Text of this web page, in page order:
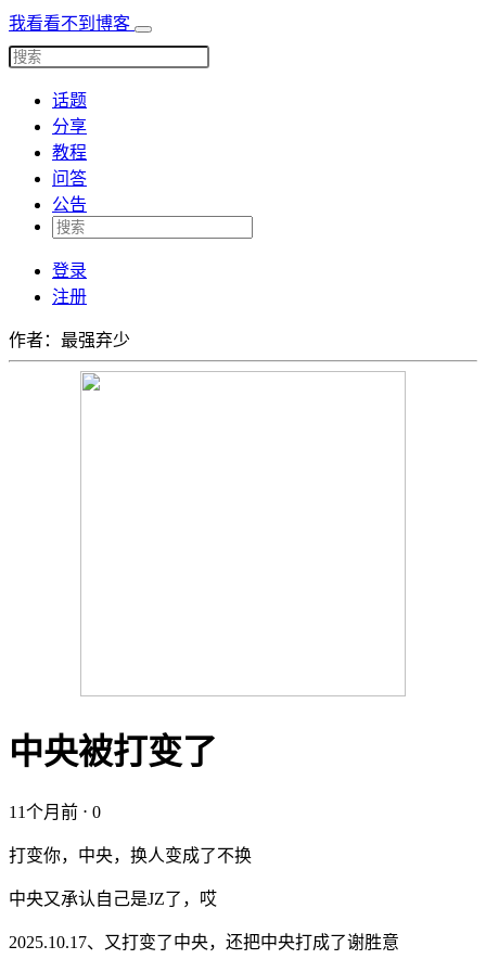
我看看不到博客
话题
分享
教程
问答
公告
登录
注册
作者：最强弃少
中央被打变了
11个月前 ⋅ 0
打变你，中央，换人变成了不换
中央又承认自己是JZ了，哎
2025.10.17、又打变了中央，还把中央打成了谢胜意